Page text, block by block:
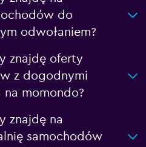
do
odwołaniem?
znajdę oferty
z dogodnymi
na momondo?
znajdę na
samochodów